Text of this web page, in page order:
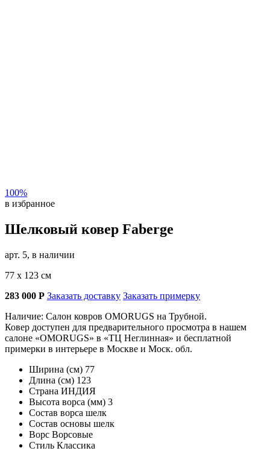
100%
в избранное
Шелковый ковер Faberge
арт. 5, в наличии
77 х 123 см
283 000 Р Заказать доставку Заказать примерку
Наличие: Салон ковров OMORUGS на Трубной.
Ковер доступен для предварительного просмотра в нашем
салоне «OMORUGS» в «ТЦ Неглинная» и бесплатной
примерки в интерьере в Москве и Моск. обл.
Ширина (см) 77
Длина (см) 123
Страна ИНДИЯ
Высота ворса (мм) 3
Состав ворса шелк
Состав основы шелк
Ворс Ворсовые
Стиль Классика